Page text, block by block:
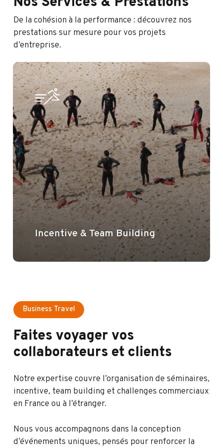
De la cohésion à la performance : découvrez nos
prestations sur mesure pour vos projets
d’entreprise.
Incentive & Team Building
Business Travel
Faites voyager vos
collaborateurs et clients
Notre expertise couvre l’organisation de séminaires,
incentive, team building et challenges commerciaux
en France ou à l’étranger.
Nous vous accompagnons dans la conception
d’événements uniques, pensés pour renforcer la